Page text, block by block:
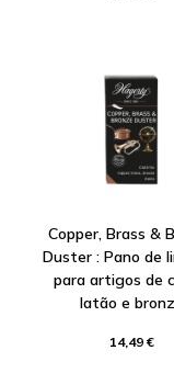
Copper, Brass &
Duster : Pano de
para artigos de
latão e
14,49 €